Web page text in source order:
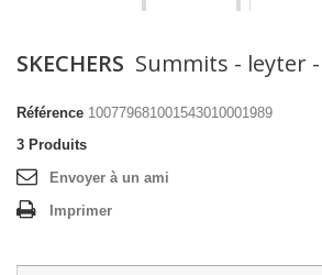
SKECHERS Summits - leyter
Référence 100779681001543010001989
3 Produits
Envoyer à un ami
Imprimer